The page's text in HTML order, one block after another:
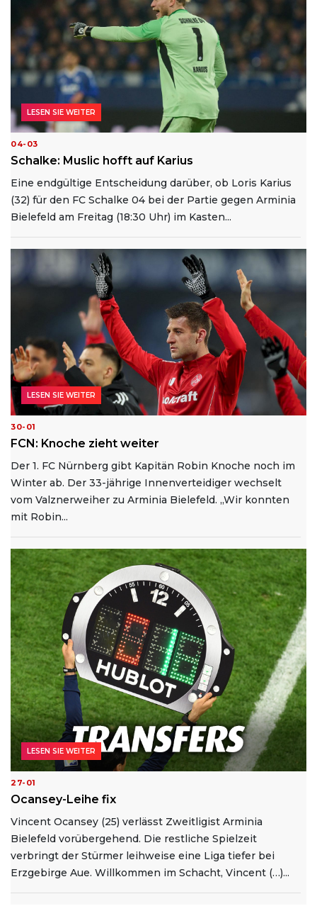
04-03
Schalke: Muslic hofft auf Karius
Eine endgültige Entscheidung darüber, ob Loris Karius
(32) für den FC Schalke 04 bei der Partie gegen Arminia
Bielefeld am Freitag (18:30 Uhr) im Kasten...
LESEN SIE WEITER
30-01
FCN: Knoche zieht weiter
Der 1. FC Nürnberg gibt Kapitän Robin Knoche noch im
Winter ab. Der 33-jährige Innenverteidiger wechselt
vom Valznerweiher zu Arminia Bielefeld. „Wir konnten
mit Robin...
LESEN SIE WEITER
27-01
Ocansey-Leihe fix
Vincent Ocansey (25) verlässt Zweitligist Arminia
Bielefeld vorübergehend. Die restliche Spielzeit
verbringt der Stürmer leihweise eine Liga tiefer bei
Erzgebirge Aue. Willkommen im Schacht, Vincent (…)...
LESEN SIE WEITER